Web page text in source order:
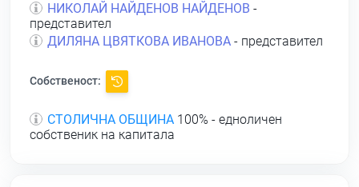
НИКОЛАЙ НАЙДЕНОВ НАЙДЕНОВ -
представител
ДИЛЯНА ЦВЯТКОВА ИВАНОВА - представител
Собственост:
СТОЛИЧНА ОБЩИНА 100% - едноличен
собственик на капитала